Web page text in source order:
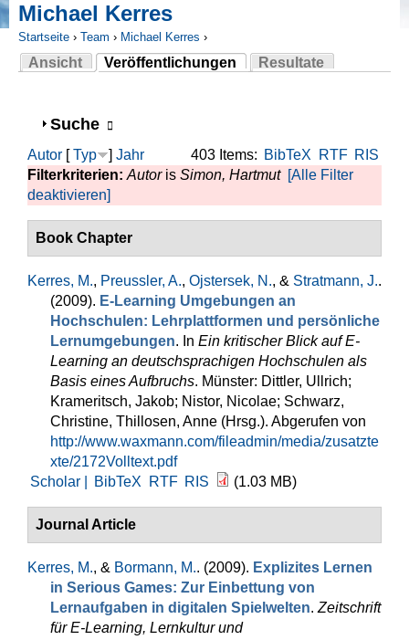
Michael Kerres
Sie sind hier
Startseite › Team › Michael Kerres ›
Ansicht
Veröffentlichungen
(aktiver Reiter)
Resultate
Anzeigen
Suche
403 Items: BibTeX RTF RIS
Autor [Typ ] Jahr
Filterkriterien: Autoris Simon, Hartmut [Alle Filter
deaktivieren]
Book Chapter
Kerres, M., Preussler, A., Ojstersek, N., & Stratmann, J..
(2009). E-Learning Umgebungen an
Hochschulen: Lehrplattformen und persönliche
Lernumgebungen. In Ein kritischer Blick auf E-
Learning an deutschsprachigen Hochschulen als
Basis eines Aufbruchs. Münster: Dittler, Ullrich;
Krameritsch, Jakob; Nistor, Nicolae; Schwarz,
Christine, Thillosen, Anne (Hrsg.). Abgerufen von
http://www.waxmann.com/fileadmin/media/zusatzte
xte/2172Volltext.pdf
Scholar |
BibTeX RTF RIS (1.03 MB)
Journal Article
Kerres, M., & Bormann, M.. (2009). Explizites Lernen
in Serious Games: Zur Einbettung von
Lernaufgaben in digitalen Spielwelten. Zeitschrift
für E-Learning, Lernkultur und